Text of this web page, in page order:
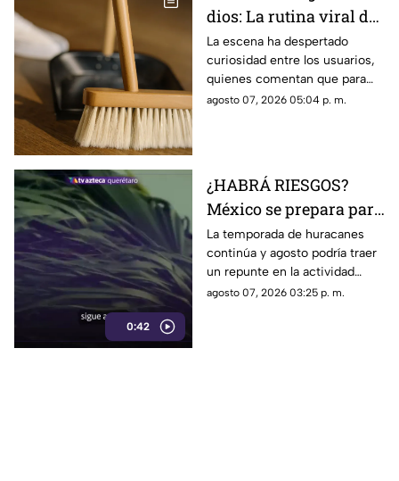
dios: La rutina viral de
esta mamá para la
limpieza el techo
La escena ha despertado
curiosidad entre los usuarios,
quienes comentan que para
algunas personas ningún
agosto 07, 2026 05:04 p. m.
0:42
¿HABRÁ RIESGOS?
México se prepara para
otro posible ciclón
tropical; esta sería la
fecha
La temporada de huracanes
continúa y agosto podría traer
un repunte en la actividad
tropical; estos son los
agosto 07, 2026 03:25 p. m.